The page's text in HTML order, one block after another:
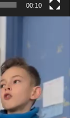
00:10